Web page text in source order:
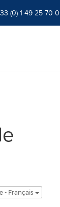
(0) 1 49 25 70
- Français